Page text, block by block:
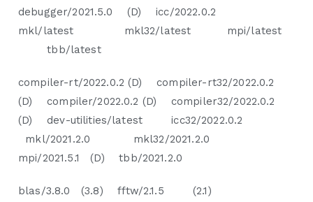
debugger/2021.5.0 (D) icc/2022.0.2
mkl/latest mkl32/latest mpi/latest
tbb/latest
compiler-rt/2022.0.2 (D) compiler-rt32/2022.0.2
(D) compiler/2022.0.2 (D) compiler32/2022.0.2
(D) dev-utilities/latest icc32/2022.0.2
mkl/2021.2.0 mkl32/2021.2.0
mpi/2021.5.1 (D) tbb/2021.2.0
blas/3.8.0 (3.8) fftw/2.1.5 (2.1)